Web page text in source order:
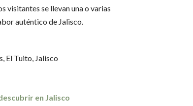
visitantes se llevan una o varias
auténtico de Jalisco.
El Tuito, Jalisco
en Jalisco